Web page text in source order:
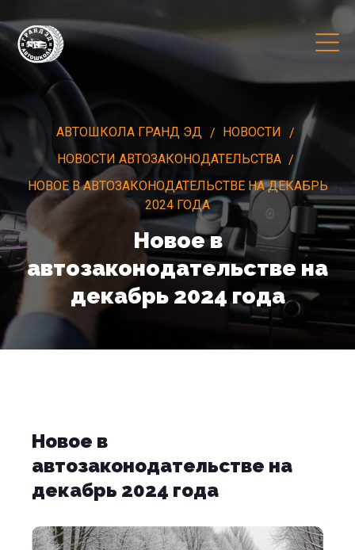
АВТОШКОЛА ГРАНД ЭД
НОВОСТИ
НОВОСТИ АВТОЗАКОНОДАТЕЛЬСТВА
НОВОЕ В АВТОЗАКОНОДАТЕЛЬСТВЕ НА ДЕКАБРЬ
2024 ГОДА
Новое в
автозаконодательстве на
декабрь 2024 года
Новое в
автозаконодательстве на
декабрь 2024 года